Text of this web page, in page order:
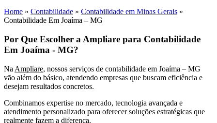
Home » Contabilidade » Contabilidade em Minas Gerais »
Contabilidade Em Joaíma – MG
Por Que Escolher a Ampliare para Contabilidade
Em Joaíma - MG?
Na Ampliare, nossos serviços de contabilidade em Joaíma – MG
vão além do básico, atendendo empresas que buscam eficiência e
desejam resultados concretos.
Combinamos expertise no mercado, tecnologia avançada e
atendimento personalizado para oferecer soluções estratégicas que
realmente fazem a diferença.